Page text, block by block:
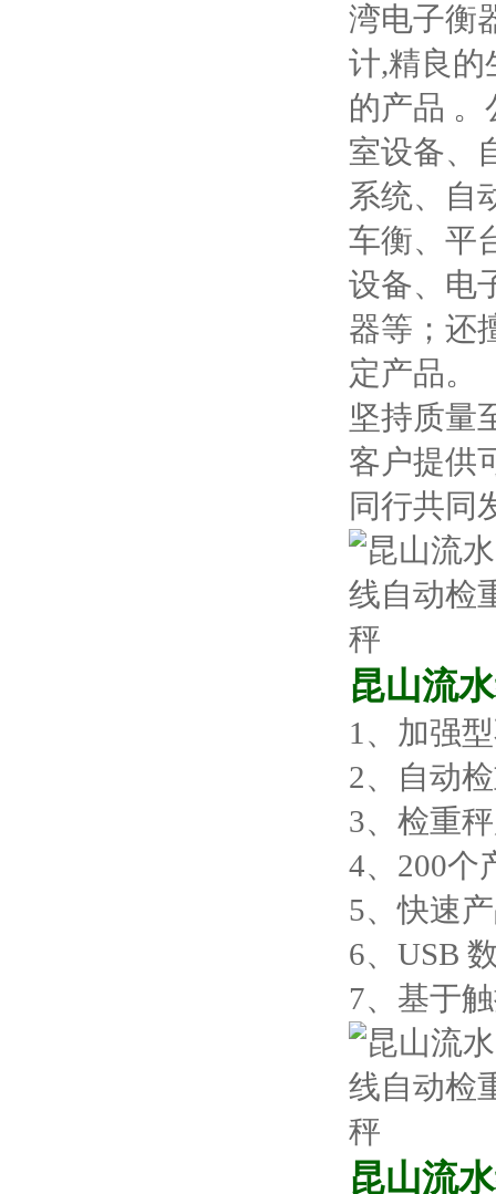
湾电子衡
计,精良的
的产品
室设备、
系统、自
车衡、平
设备、电
器等；还
定产品。
坚持质量
客户提供
同行共同
昆山流
1、加强
2、自动
3、检重
4、200个
5、快速
6、USB
7、基于
昆山流